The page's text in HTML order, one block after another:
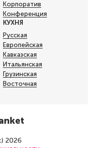
Корпоратив
Конференция
КУХНЯ
Русская
Европейская
Кавказская
Итальянская
Грузинская
Восточная
2026